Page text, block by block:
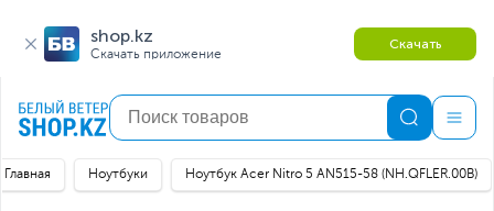
shop.kz
Скачать приложение
Скачать
Главная Ноутбуки Ноутбук Acer Nitro 5 AN515-58 (NH.QFLER.00B)